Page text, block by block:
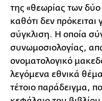
της «θεωρίας των
καθότι δεν πρόκειται
σύγκλιση. Η οποία
συνωμοσιολογίας,
ονοματολογικό
λεγόμενα εθνικά
τέτοιο παράδειγμα,